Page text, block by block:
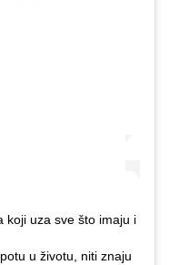
koji uza sve što imaju i
u životu, niti znaju